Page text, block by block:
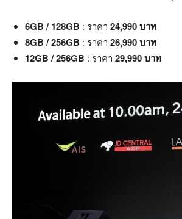
6GB / 128GB : ราคา 24,990 บาท
8GB / 256GB : ราคา 26,990 บาท
12GB / 256GB : ราคา 29,990 บาท